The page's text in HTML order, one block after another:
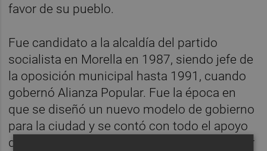
favor de su pueblo.
Fue candidato a la alcaldía del partido
socialista en Morella en 1987, siendo jefe de
la oposición municipal hasta 1991, cuando
gobernó Alianza Popular. Fue la época en
que se diseñó un nuevo modelo de gobierno
para la ciudad y se contó con todo el apoyo
de la Generalitat de
para realizar